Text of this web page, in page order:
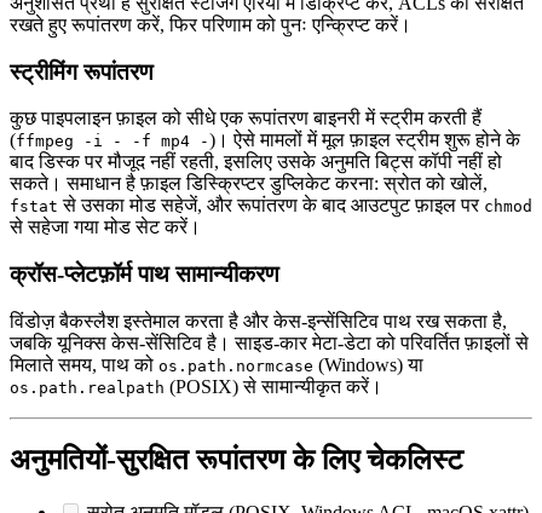
रखते हुए रूपांतरण करें, फिर परिणाम को पुनः एन्क्रिप्ट करें।
स्ट्रीमिंग रूपांतरण
कुछ पाइपलाइन फ़ाइल को सीधे एक रूपांतरण बाइनरी में स्ट्रीम करती हैं
(ffmpeg -i - -f mp4 -)। ऐसे मामलों में मूल फ़ाइल स्ट्रीम शुरू होने के
बाद डिस्क पर मौजूद नहीं रहती, इसलिए उसके अनुमति बिट्स कॉपी नहीं हो
सकते। समाधान हैफ़ाइल डिस्क्रिप्टर डुप्लिकेट करना: स्रोत को खोलें,
fstat से उसका मोड सहेजें, और रूपांतरण के बाद आउटपुट फ़ाइल पर chmod
से सहेजा गया मोड सेट करें।
क्रॉस‑प्लेटफ़ॉर्म पाथ सामान्यीकरण
विंडोज़ बैकस्लैश इस्तेमाल करता है और केस‑इन्सेंसिटिव पाथ रख सकता है,
जबकि यूनिक्स केस‑सेंसिटिव है। साइड‑कार मेटा‑डेटा को परिवर्तित फ़ाइलों से
मिलाते समय, पाथ को os.path.normcase (Windows) या
os.path.realpath (POSIX) से सामान्यीकृत करें।
अनुमतियों‑सुरक्षित रूपांतरण के लिए चेकलिस्ट